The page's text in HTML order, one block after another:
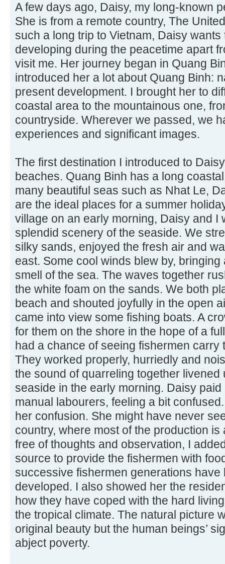
A few days ago, Daisy, my long-known
She is from a remote country, The
such a long trip to Vietnam, Daisy
developing during the peacetime apart
visit me. Her journey began in Quang
introduced her a lot about Quang Binh:
present development. I brought her to
coastal area to the mountainous one,
countryside. Wherever we passed, we
experiences and significant images.
The first destination I introduced to
beaches. Quang Binh has a long
many beautiful seas such as Nhat Le,
are the ideal places for a summer
village on an early morning, Daisy and I
splendid scenery of the seaside. We
silky sands, enjoyed the fresh air and
east. Some cool winds blew by,
smell of the sea. The waves together
the white foam on the sands. We both
beach and shouted joyfully in the open
came into view some fishing boats. A
for them on the shore in the hope of a
had a chance of seeing fishermen carry
They worked properly, hurriedly and
the sound of quarreling together livened
seaside in the early morning. Daisy
manual labourers, feeling a bit
her confusion. She might have never
country, where most of the production
free of thoughts and observation, I
source to provide the fishermen with
successive fishermen generations
developed. I also showed her the
how they have coped with the hard
the tropical climate. The natural picture
original beauty but the human beings’
abject poverty.